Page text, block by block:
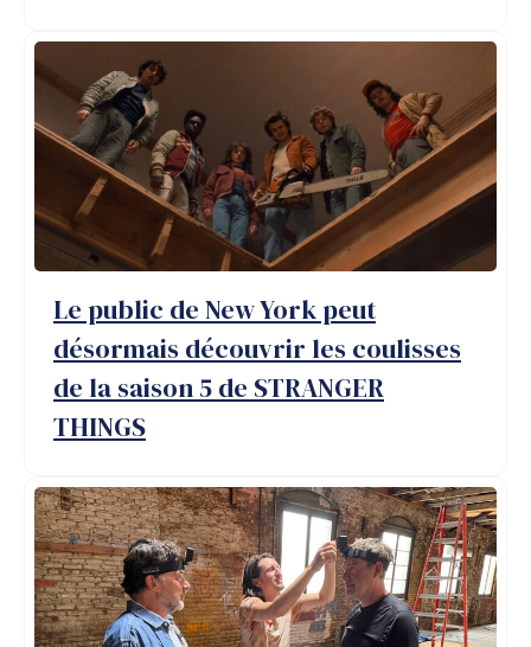
Le public de New York peut
désormais découvrir les coulisses
de la saison 5 de STRANGER
THINGS